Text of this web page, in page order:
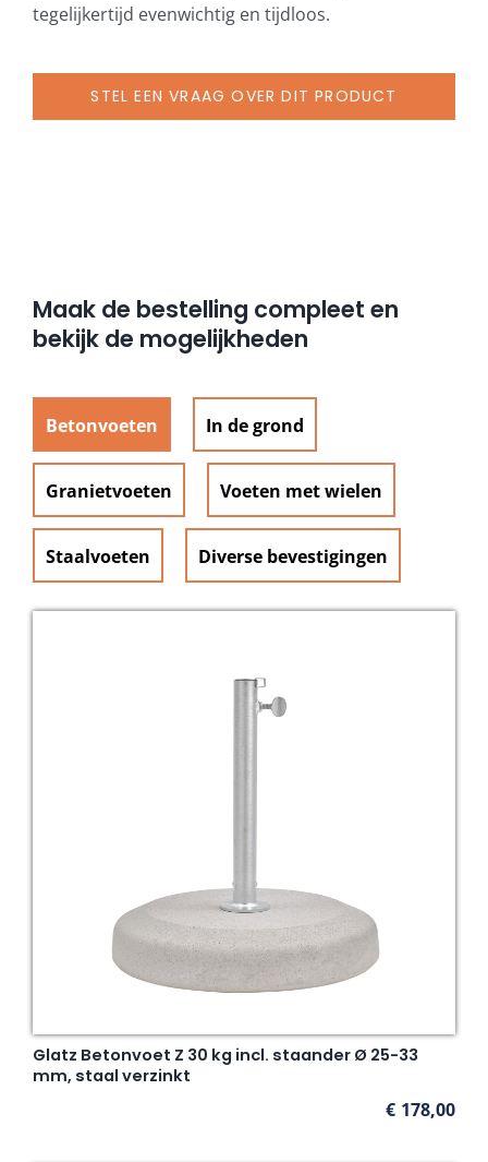
tegelijkertijd evenwichtig en tijdloos.
STEL EEN VRAAG OVER DIT PRODUCT
Maak de bestelling compleet en
bekijk de mogelijkheden
Betonvoeten In de grond
Granietvoeten Voeten met wielen
Staalvoeten Diverse bevestigingen
Glatz Betonvoet Z 30 kg incl. staander Ø 25-33
mm, staal verzinkt
€ 178,00